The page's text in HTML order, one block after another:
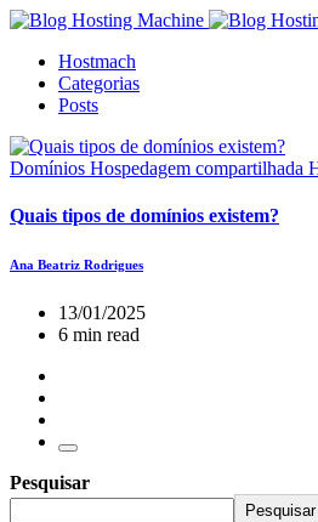
Hostmach
Categorias
Posts
Domínios Hospedagem compartilhada
Quais tipos de domínios existem?
Ana Beatriz Rodrigues
13/01/2025
6 min read
Pesquisar
Pesquisar